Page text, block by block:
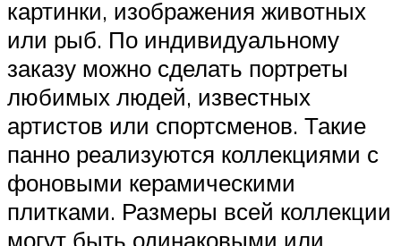
картинки, изображения животных
или рыб. По индивидуальному
заказу можно сделать портреты
любимых людей, известных
артистов или спортсменов. Такие
панно реализуются коллекциями с
фоновыми керамическими
плитками. Размеры всей коллекции
могут быть одинаковыми или